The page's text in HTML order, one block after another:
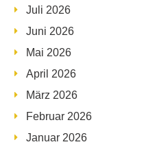
Juli 2026
Juni 2026
Mai 2026
April 2026
März 2026
Februar 2026
Januar 2026